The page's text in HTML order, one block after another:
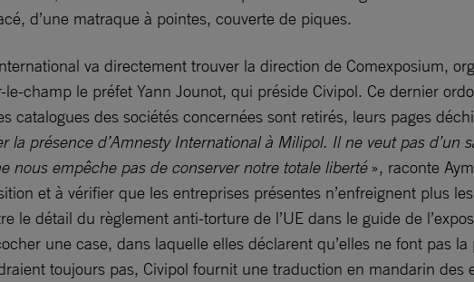
d’une matraque à pointes, couverte de piques.
va directement trouver la direction de Comexposium,
champ le préfet Yann Jounot, qui préside Civipol. Ce dernier
des sociétés concernées sont retirés, leurs pages
présence d’Amnesty International à Milipol. Il ne veut pas d’un
nous empêche pas de conserver notre totale liberté », raconte
et à vérifier que les entreprises présentes n’enfreignent plus
le détail du règlement anti-torture de l’UE dans le guide de
une case, dans laquelle elles déclarent qu’elles ne font pas
toujours pas, Civipol fournit une traduction en mandarin des